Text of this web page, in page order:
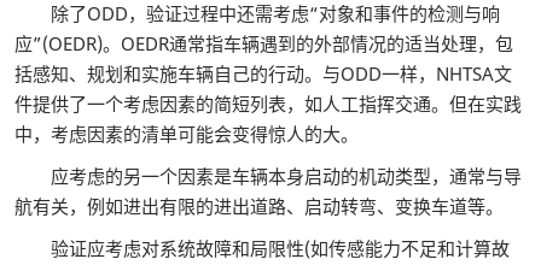
除了ODD，验证过程中还需考虑“对象和事件的检测与响
应”(OEDR)。OEDR通常指车辆遇到的外部情况的适当处理，包
括感知、规划和实施车辆自己的行动。与ODD一样，NHTSA文
件提供了一个考虑因素的简短列表，如人工指挥交通。但在实践
中，考虑因素的清单可能会变得惊人的大。
应考虑的另一个因素是车辆本身启动的机动类型，通常与导
航有关，例如进出有限的进出道路、启动转弯、变换车道等。
验证应考虑对系统故障和局限性(如传感能力不足和计算故